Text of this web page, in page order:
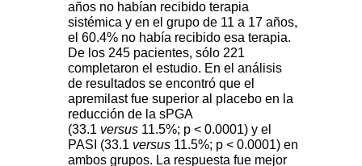
años no habían recibido terapia
sistémica y en el grupo de 11 a 17 años,
el 60.4% no había recibido esa terapia.
De los 245 pacientes, sólo 221
completaron el estudio. En el análisis
de resultados se encontró que el
apremilast fue superior al placebo en la
reducción de la sPGA
(33.1 versus 11.5%; p < 0.0001) y el
PASI (33.1 versus 11.5%; p < 0.0001) en
ambos grupos. La respuesta fue mejor